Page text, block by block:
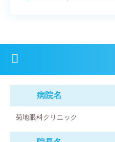
病院名
菊地眼科クリニック